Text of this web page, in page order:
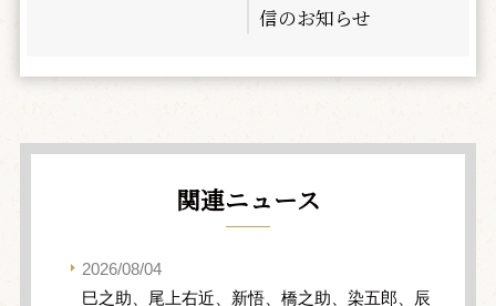
信のお知らせ
関連ニュース
2026/08/04
巳之助、尾上右近、新悟、橋之助、染五郎、辰